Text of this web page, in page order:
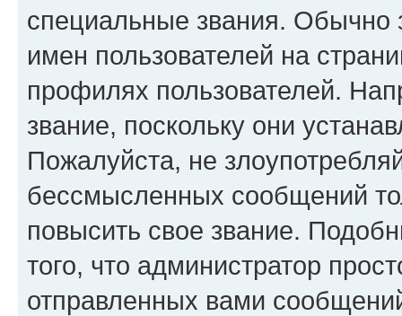
специальные звания. Обычно
имен пользователей на
профилях пользователей.
звание, поскольку они
Пожалуйста, не
бессмысленных сообщений
повысить свое звание.
того, что администратор
отправленных вами